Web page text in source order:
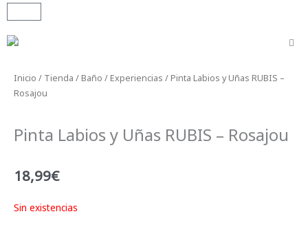
Inicio / Tienda / Baño / Experiencias / Pinta Labios y Uñas RUBIS –
Rosajou
Pinta Labios y Uñas RUBIS – Rosajou
18,99€
Sin existencias